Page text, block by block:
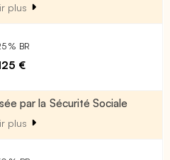
plus
% BR
€
par la Sécurité Sociale
plus